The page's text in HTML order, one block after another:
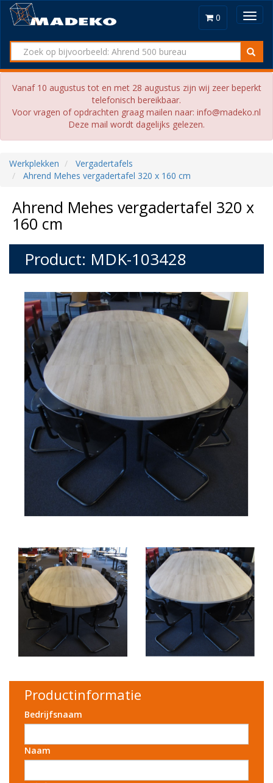
0
Vanaf 10 augustus tot en met 28 augustus zijn wij zeer beperkt
telefonisch bereikbaar.
Voor vragen of opdrachten graag mailen naar: info@madeko.nl
Deze mail wordt dagelijks gelezen.
Werkplekken
Vergadertafels
Ahrend Mehes vergadertafel 320 x 160 cm
Ahrend Mehes vergadertafel 320 x
160 cm
Product: MDK-103428
Productinformatie
Bedrijfsnaam
Naam